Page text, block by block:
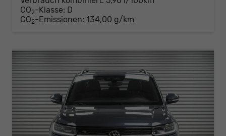
CO2-Klasse: D
CO2-Emissionen: 134,00 g/km